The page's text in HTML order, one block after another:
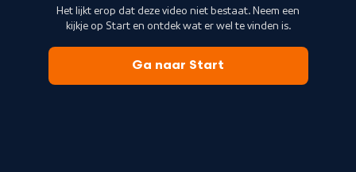
Het lijkt erop dat deze video niet bestaat. Neem een
kijkje op Start en ontdek wat er wel te vinden is.
Ga naar Start